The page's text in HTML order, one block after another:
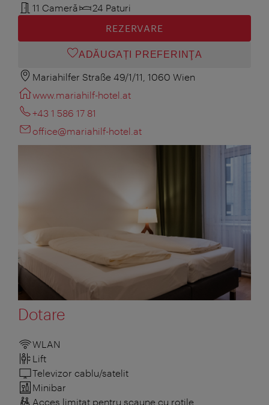
11 Cameră
24 Paturi
REZERVARE
ADĂUGAȚI PREFERINŢA
Mariahilfer Straße 49/1/11, 1060 Wien
www.mariahilf-hotel.at
+43 1 586 17 81
office@mariahilf-hotel.at
Dotare
WLAN
Lift
Televizor cablu/satelit
Minibar
Acces limitat pentru scaune cu rotile